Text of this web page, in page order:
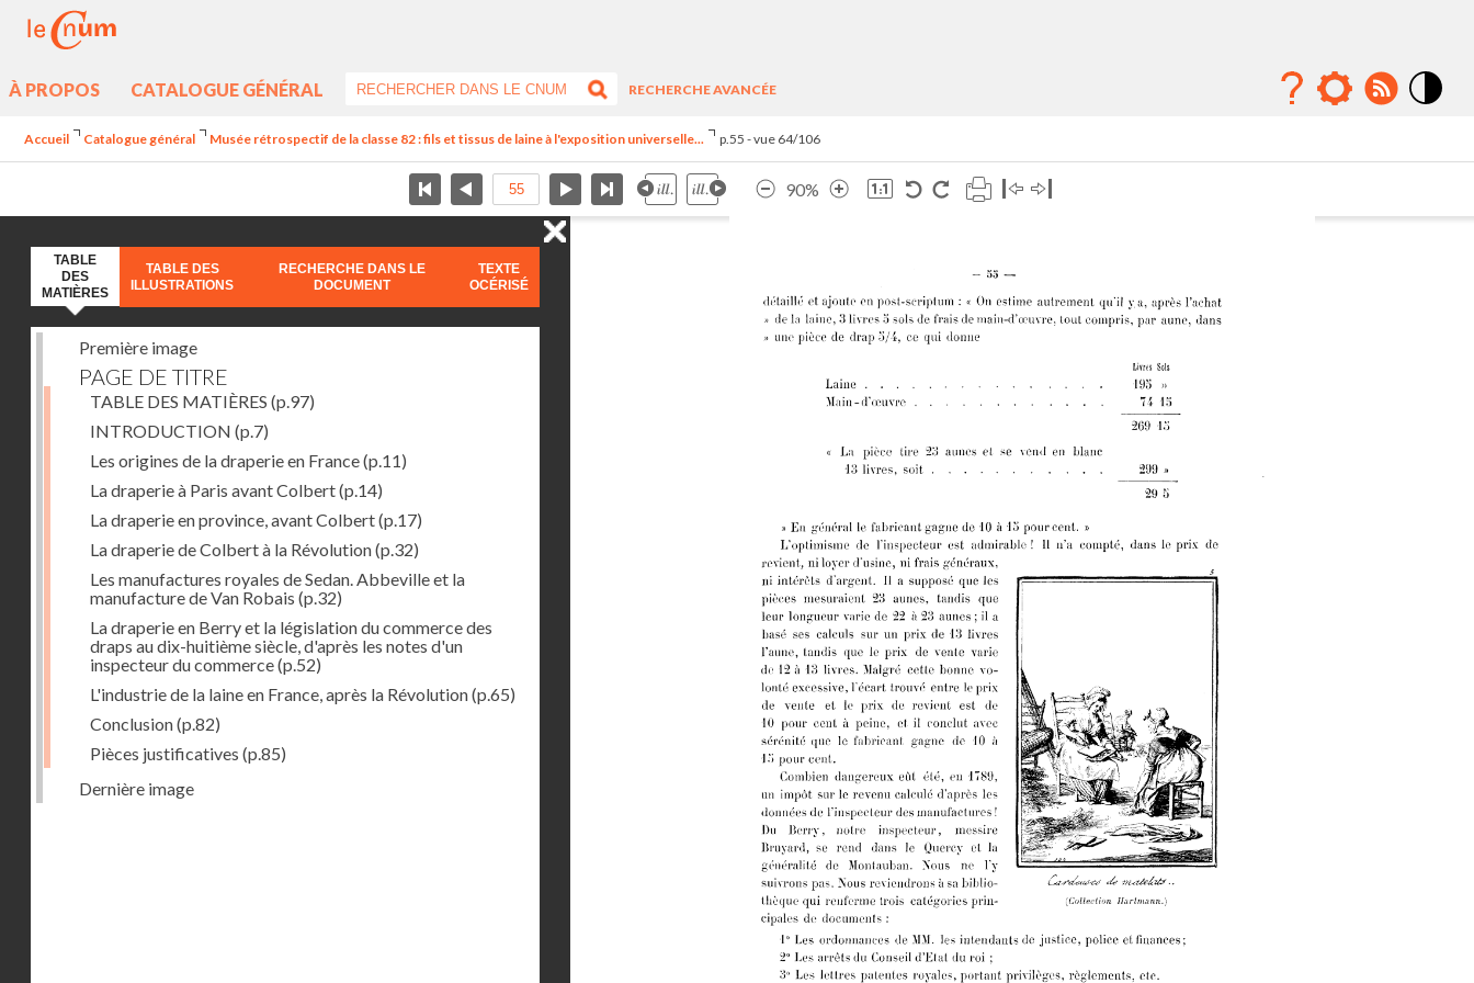
À PROPOS CATALOGUE GÉNÉRAL
RECHERCHE AVANCÉE
Accueil Catalogue général Musée rétrospectif de la classe 82 : fils et tissus de laine à l'exposition universelle... p.55 - vue 64/106
90%
TABLE
DES
MATIÈRES
TABLE DES
ILLUSTRATIONS
RECHERCHE DANS LE
DOCUMENT
TEXTE
OCÉRISÉ
Première image
PAGE DE TITRE
TABLE DES MATIÈRES (p.97)
INTRODUCTION (p.7)
Les origines de la draperie en France(p.11)
La draperie à Paris avant Colbert(p.14)
La draperie en province, avant Colbert(p.17)
La draperie de Colbert à la Révolution(p.32)
Les manufactures royales de Sedan. Abbeville et la
manufacture de Van Robais (p.32)
La draperie en Berry et la législation du commerce des
draps au dix-huitième siècle, d'après les notes d'un
inspecteur du commerce(p.52)
L'industrie de la laine en France, après la Révolution(p.65)
Conclusion(p.82)
Pièces justificatives (p.85)
Dernière image